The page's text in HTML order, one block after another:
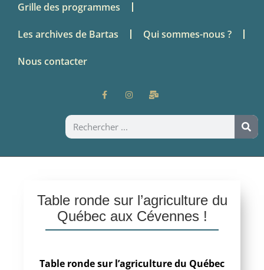
Grille des programmes
Les archives de Bartas Qui sommes-nous ?
Nous contacter
Table ronde sur l’agriculture du
Québec aux Cévennes !
Table ronde sur l’agriculture du Québec